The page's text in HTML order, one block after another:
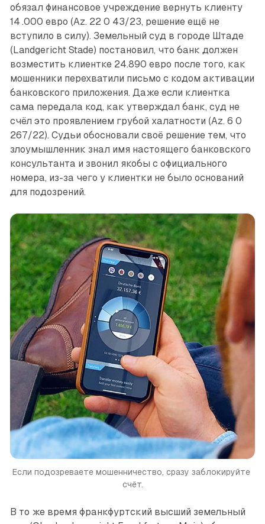
обязал финансовое учреждение вернуть клиенту
14 .000 евро (Az. 22 0 43/23, решение ещё не
вступило в силу). Земельный суд в городе Штаде
(Landgericht Stade) постановил, что банк должен
возместить клиентке 24.890 евро после того, как
мошенники перехватили письмо с кодом активации
банковского приложения. Даже если клиентка
сама передала код, как утверждал банк, суд не
счёл это проявлением грубой халатности (Az. 6 0
267/22). Судьи обосновали своё решение тем, что
злоумышленник знал имя настоящего банковского
консультанта и звонил якобы с официального
номера, из-за чего у клиентки не было оснований
для подозрений.
Если подозреваете мошенничество, сразу заблокируйте
счёт.
В то же время франкфуртский высший земельный